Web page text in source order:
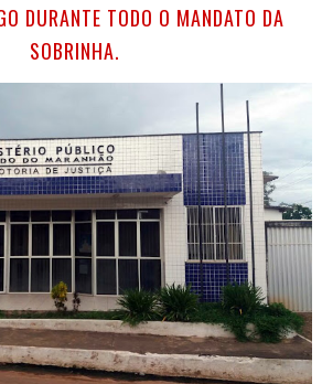
DURANTE TODO O MANDATO DA
SOBRINHA.